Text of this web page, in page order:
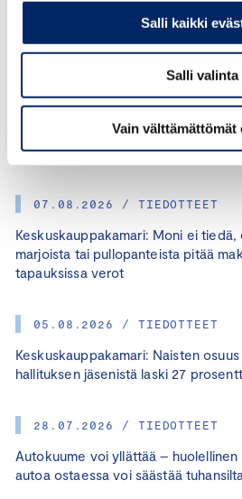
Salli kaikki
Salli valinta
Vain välttämättömät
07.08.2026 / TIEDOTTEET
Keskuskauppakamari: Moni ei
marjoista tai pullopanteista pitää
tapauksissa verot
05.08.2026 / TIEDOTTEET
Keskuskauppakamari: Naisten
hallituksen jäsenistä laski 27
28.07.2026 / TIEDOTTEET
Autokuume voi yllättää –
autoa ostaessa voi säästää
JAA ARTIKKELI: